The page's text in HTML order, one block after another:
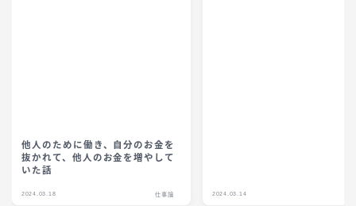
他人のために働き、自分のお金を
抜かれて、他人のお金を増やして
いた話
2024.03.18 仕事論 2024.03.14